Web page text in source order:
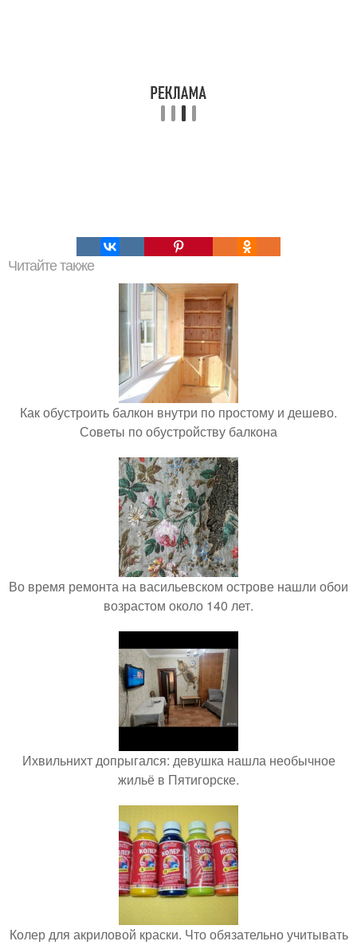
Читайте также
Как обустроить балкон внутри по простому и дешево.
Советы по обустройству балкона
Во время ремонта на васильевском острове нашли обои
возрастом около 140 лет.
Ихвильнихт допрыгался: девушка нашла необычное
жильё в Пятигорске.
Колер для акриловой краски. Что обязательно учитывать